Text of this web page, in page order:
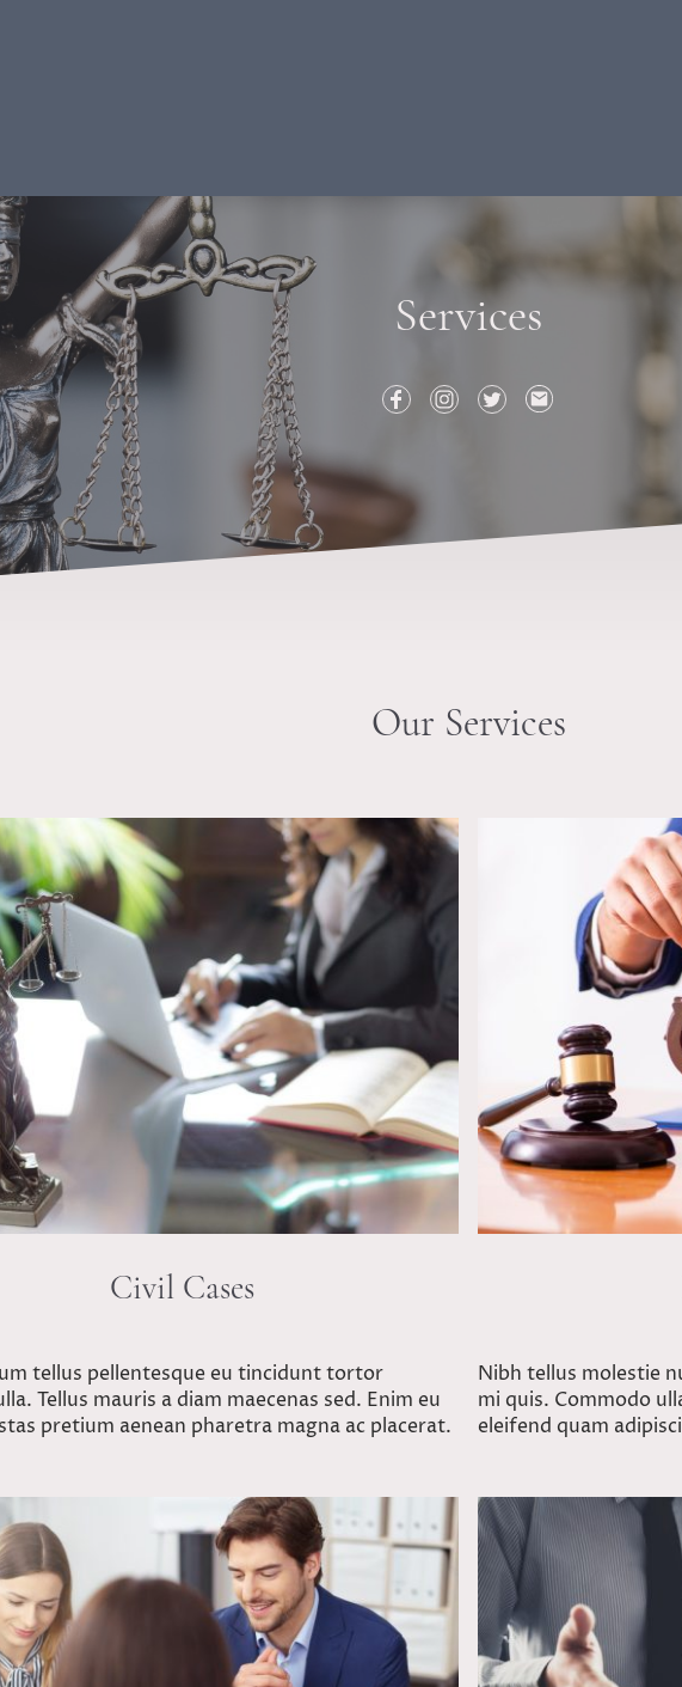
Services
Our Services
Civil Cases
tellus pellentesque eu tincidunt tortor
Tellus mauris a diam maecenas sed. Enim eu
pretium aenean pharetra magna ac placerat.
Nibh tellus molestie
mi quis. Commodo
eleifend quam